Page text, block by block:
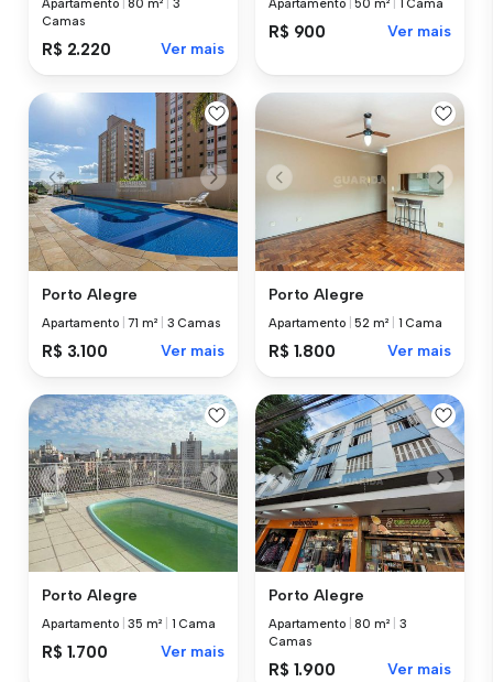
Apartamento |80 m²
3
Camas
R$ 2.220 Ver mais
Apartamento |50 m² 1 Cama
R$ 900 Ver mais
Porto Alegre
Apartamento |71 m² 3 Camas
R$ 3.100 Ver mais
Porto Alegre
Apartamento |52 m² 1 Cama
R$ 1.800 Ver mais
Porto Alegre
Apartamento |35 m² 1 Cama
R$ 1.700 Ver mais
Porto Alegre
Apartamento |80 m²
3
Camas
R$ 1.900 Ver mais